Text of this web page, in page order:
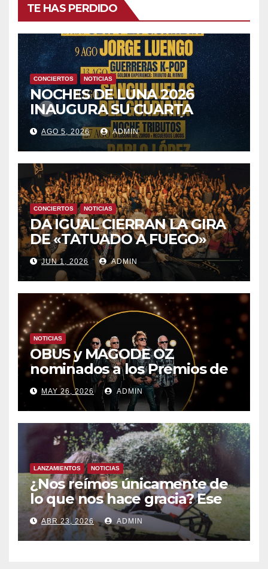
TE HAS PERDIDO
CONCIERTOS NOTICIAS
NOCHES DE LUNA 2026
INAUGURA SU CUARTA
TEMPORADA ESTE SÁBADO
8 CON OBK Y LA GUARDIA
AGO 5, 2026 ADMIN
CONCIERTOS NOTICIAS
DA IGUAL CIERRAN LA GIRA
DE «TATUADO A FUEGO»
CON UN LLENO EN LA SALA
DEL MOVISTAR ARENA DE
MADRID
JUN 1, 2026 ADMIN
NOTICIAS
OBUS y MAGODE OZ
nominados a los Premios de
la Academia de la Música de
España- Esta noche en La 2
MAY 26, 2026 ADMIN
LANZAMIENTOS NOTICIAS
¿Nos reímos únicamente de
lo que nos hace gracia? Ese
chiste ya me lo has contado,
el nuevo single de JUAN
ANSELMO
ABR 23, 2026 ADMIN